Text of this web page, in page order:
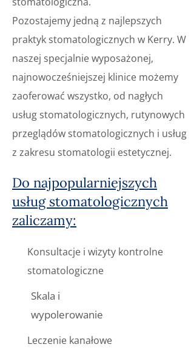
Pozostajemy jedną z najlepszych
praktyk stomatologicznych w Kerry. W
naszej specjalnie wyposażonej,
najnowocześniejszej klinice możemy
zaoferować wszystko, od nagłych
usług stomatologicznych, rutynowych
przeglądów stomatologicznych i usług
z zakresu stomatologii estetycznej.
Do najpopularniejszych
usług stomatologicznych
zaliczamy:
Konsultacje i wizyty kontrolne
stomatologiczne
Skala i
wypolerowanie
Leczenie kanałowe